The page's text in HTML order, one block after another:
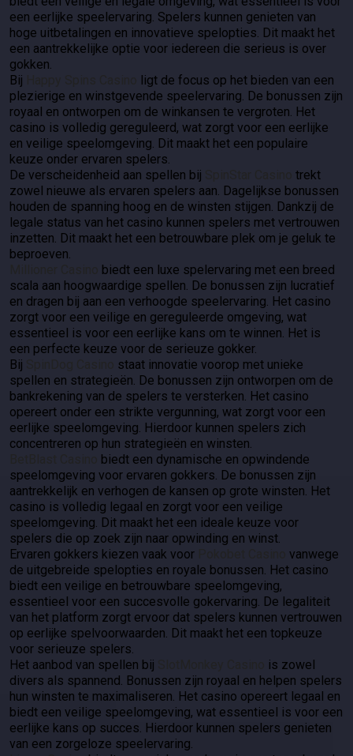
een eerlijke speelervaring. Spelers kunnen genieten van
hoge uitbetalingen en innovatieve spelopties. Dit maakt het
een aantrekkelijke optie voor iedereen die serieus is over
gokken.
Bij
ligt de focus op het bieden van een
plezierige en winstgevende speelervaring. De bonussen zijn
royaal en ontworpen om de winkansen te vergroten. Het
casino is volledig gereguleerd, wat zorgt voor een eerlijke
en veilige speelomgeving. Dit maakt het een populaire
keuze onder ervaren spelers.
De verscheidenheid aan spellen bij
trekt
zowel nieuwe als ervaren spelers aan. Dagelijkse bonussen
houden de spanning hoog en de winsten stijgen. Dankzij de
legale status van het casino kunnen spelers met vertrouwen
inzetten. Dit maakt het een betrouwbare plek om je geluk te
beproeven.
biedt een luxe spelervaring met een breed
scala aan hoogwaardige spellen. De bonussen zijn lucratief
en dragen bij aan een verhoogde speelervaring. Het casino
zorgt voor een veilige en gereguleerde omgeving, wat
essentieel is voor een eerlijke kans om te winnen. Het is
een perfecte keuze voor de serieuze gokker.
Bij
staat innovatie voorop met unieke
spellen en strategieën. De bonussen zijn ontworpen om de
bankrekening van de spelers te versterken. Het casino
opereert onder een strikte vergunning, wat zorgt voor een
eerlijke speelomgeving. Hierdoor kunnen spelers zich
concentreren op hun strategieën en winsten.
biedt een dynamische en opwindende
speelomgeving voor ervaren gokkers. De bonussen zijn
aantrekkelijk en verhogen de kansen op grote winsten. Het
casino is volledig legaal en zorgt voor een veilige
speelomgeving. Dit maakt het een ideale keuze voor
spelers die op zoek zijn naar opwinding en winst.
Ervaren gokkers kiezen vaak voor
vanwege
de uitgebreide spelopties en royale bonussen. Het casino
biedt een veilige en betrouwbare speelomgeving,
essentieel voor een succesvolle gokervaring. De legaliteit
van het platform zorgt ervoor dat spelers kunnen vertrouwen
op eerlijke spelvoorwaarden. Dit maakt het een topkeuze
voor serieuze spelers.
Het aanbod van spellen bij
is zowel
divers als spannend. Bonussen zijn royaal en helpen spelers
hun winsten te maximaliseren. Het casino opereert legaal en
biedt een veilige speelomgeving, wat essentieel is voor een
eerlijke kans op succes. Hierdoor kunnen spelers genieten
van een zorgeloze speelervaring.